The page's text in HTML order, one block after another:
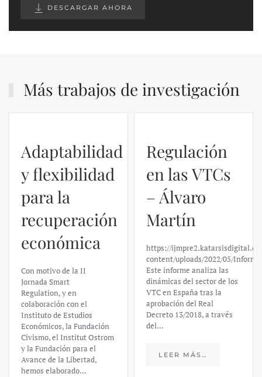
DESCARGAR AHORA
Más trabajos de investigación
Adaptabilidad
y flexibilidad
para la
recuperación
económica
Con motivo de la II
Jornada Smart
Regulation, y en
colaboración con el
Instituto de Estudios
Económicos, la Fundación
Civismo, el Institut Ostrom
y la Fundación para el
Avance de la Libertad,
hemos elaborado…
Regulación
en las VTCs
– Álvaro
Martín
https://
content/uploads/2022/05/
Este informe analiza las
dinámicas del sector de los
VTC en España tras la
aprobación del Real
Decreto 13/2018, a través
del…
LEER MÁS…